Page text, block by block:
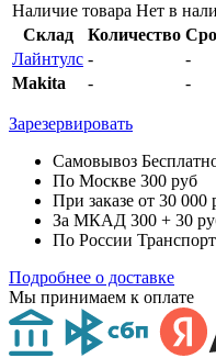
Наличие товара Нет в
Склад
Количество
Лайнтулс -
-
Makita
- -
Зарезервировать
Самовывоз
По Москве 300 руб
При заказе от 30 000
За МКАД 300 + 30
По России
Подробнее о доставке
Мы принимаем к оплате